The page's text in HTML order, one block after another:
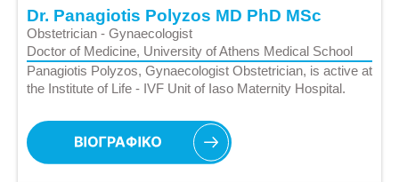
Dr. Panagiotis Polyzos MD PhD MSc
Obstetrician - Gynaecologist
Doctor of Medicine, University of Athens Medical School
Panagiotis Polyzos, Gynaecologist Obstetrician, is active at
the Institute of Life - IVF Unit of Iaso Maternity Hospital.